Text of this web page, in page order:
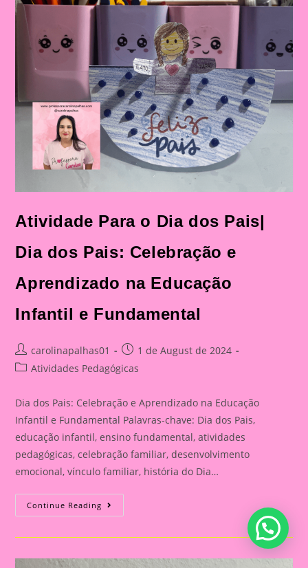
Atividade Para o Dia dos Pais|
Dia dos Pais: Celebração e
Aprendizado na Educação
Infantil e Fundamental
Post
author:
carolinapalhas01
Post
published:
1 de August de 2024
PostAtividades Pedagógicas
Dia dos Pais: Celebração e Aprendizado na Educação
Infantil e Fundamental Palavras-chave: Dia dos Pais,
educação infantil, ensino fundamental, atividades
pedagógicas, celebração familiar, desenvolvimento
emocional, vínculo familiar, história do Dia…
Continue Reading Atividade
Para
Dia